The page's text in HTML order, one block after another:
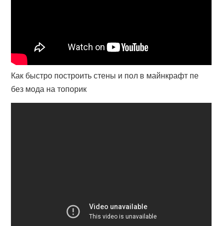
Как быстро построить стены и пол в майнкрафт пе
без мода на топорик